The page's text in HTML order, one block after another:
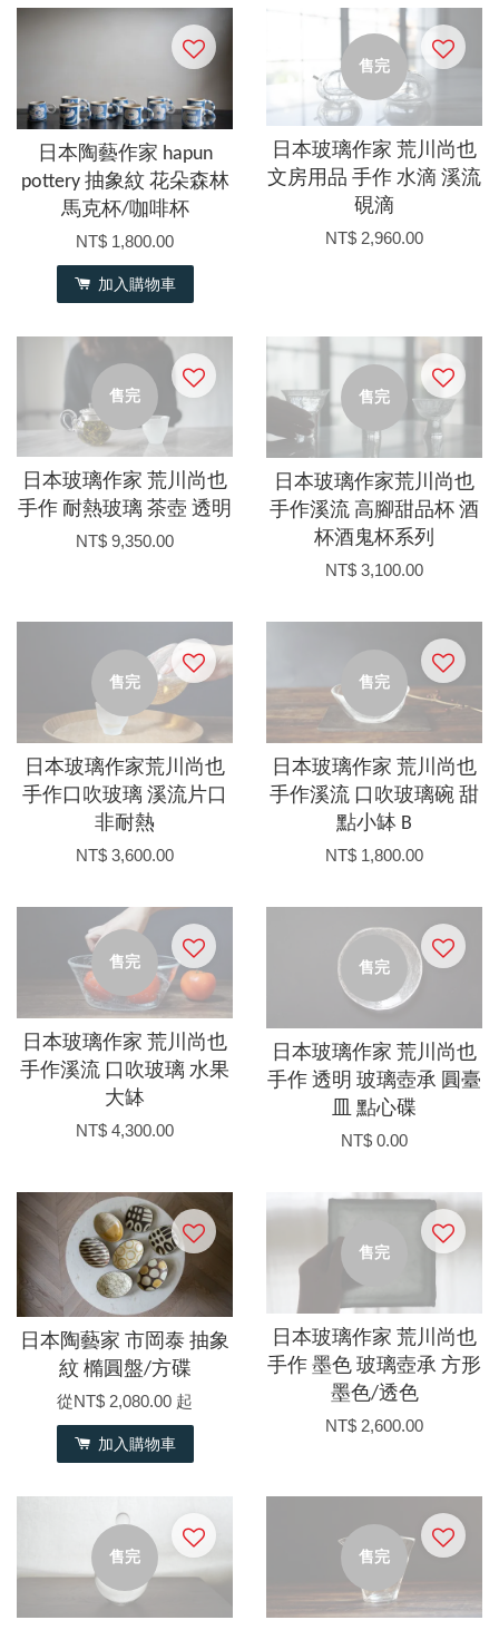
日本陶藝作家 hapun
pottery 抽象紋 花朵森林
馬克杯/咖啡杯
NT$ 1,800.00
加入購物車
售完
日本玻璃作家 荒川尚也
文房用品 手作 水滴 溪流
硯滴
NT$ 2,960.00
售完
日本玻璃作家 荒川尚也
手作 耐熱玻璃 茶壺 透明
NT$ 9,350.00
售完
日本玻璃作家荒川尚也
手作溪流 高腳甜品杯 酒
杯酒鬼杯系列
NT$ 3,100.00
售完
日本玻璃作家荒川尚也
手作口吹玻璃 溪流片口
非耐熱
NT$ 3,600.00
售完
日本玻璃作家 荒川尚也
手作溪流 口吹玻璃碗 甜
點小缽 B
NT$ 1,800.00
售完
日本玻璃作家 荒川尚也
手作溪流 口吹玻璃 水果
大缽
NT$ 4,300.00
售完
日本玻璃作家 荒川尚也
手作 透明 玻璃壺承 圓臺
皿 點心碟
NT$ 0.00
日本陶藝家 市岡泰 抽象
紋 橢圓盤/方碟
從NT$ 2,080.00 起
加入購物車
售完
日本玻璃作家 荒川尚也
手作 墨色 玻璃壺承 方形
墨色/透色
NT$ 2,600.00
售完 售完